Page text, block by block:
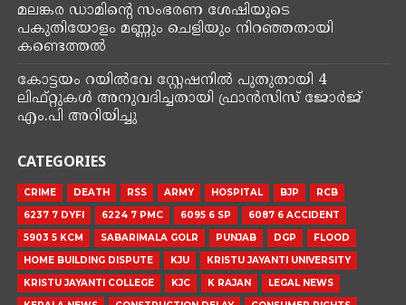
സാഹിത്യ അക്കാദമി പരിസരത്ത് യുദ്ധവിരുദ്ധ
റാലിക്കെത്തിയവരെയാണ് പൊലീസ് തടഞ്ഞത്.
യുദ്ധവിരുദ്ധ ജനകീയ മുന്നണി പ്രവർത്തകരായ
പ്രമോദ് പുഴങ്കര, ജയപ്രകാശ് ഒളരി, ഐ.ഗോപിനാഥ്,
സുജോ എന്നിവർ അടക്കം ആറു പേരെ കരുതൽ
തടങ്കലിലെടുത്തു.